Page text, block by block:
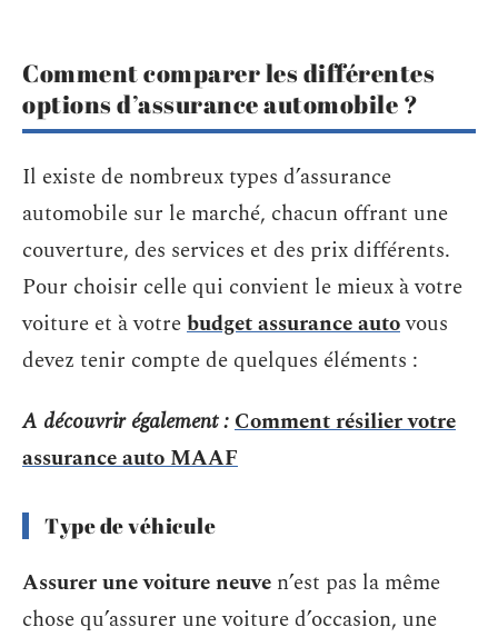
Comment comparer les différentes
options d’assurance automobile ?
Il existe de nombreux types d’assurance
automobile sur le marché, chacun offrant une
couverture, des services et des prix différents.
Pour choisir celle qui convient le mieux à votre
voiture et à votrebudget assurance autovous
devez tenir compte de quelques éléments :
A découvrir également :Comment résilier votre
assurance auto MAAF
Type de véhicule
Assurer une voiture neuve n’est pas la même
chose qu’assurer une voiture d’occasion, une